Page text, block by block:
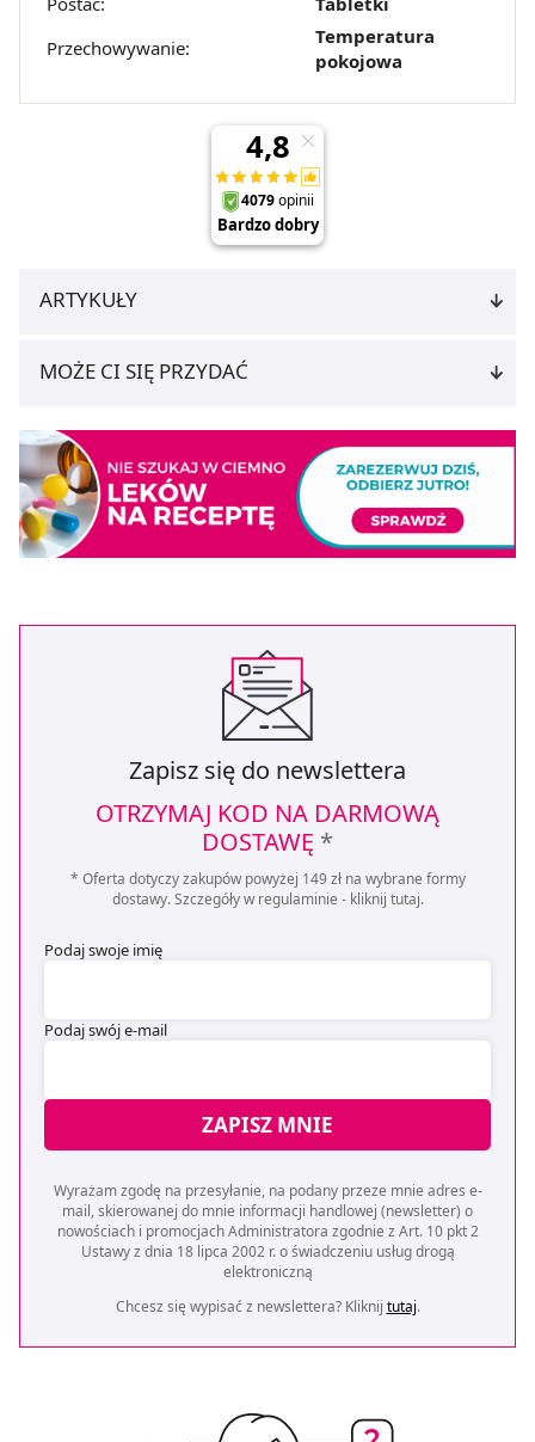
Przechowywanie:
Temperatura
pokojowa
ARTYKUŁY
MOŻE CI SIĘ PRZYDAĆ
Zapisz się do newslettera
OTRZYMAJ KOD NA DARMOWĄ
DOSTAWĘ *
* Oferta dotyczy zakupów powyżej 149 zł na wybrane formy
dostawy. Szczegóły w regulaminie - kliknij tutaj.
Podaj swoje imię
Podaj swój e-mail
ZAPISZ MNIE
Wyrażam zgodę na przesyłanie, na podany przeze mnie adres e-
mail, skierowanej do mnie informacji handlowej (newsletter) o
nowościach i promocjach Administratora zgodnie z Art. 10 pkt 2
Ustawy z dnia 18 lipca 2002 r. o świadczeniu usług drogą
elektroniczną
Chcesz się wypisać z newslettera? Kliknij tutaj.